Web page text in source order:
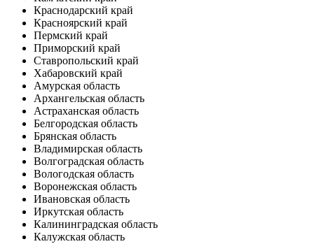
Краснодарский край
Красноярский край
Пермский край
Приморский край
Ставропольский край
Хабаровский край
Амурская область
Архангельская область
Астраханская область
Белгородская область
Брянская область
Владимирская область
Волгоградская область
Вологодская область
Воронежская область
Ивановская область
Иркутская область
Калининградская область
Калужская область